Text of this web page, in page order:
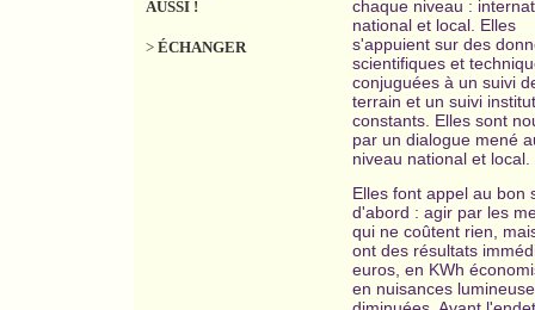
AUSSI !
> ÉCHANGER
chaque niveau :
national et local. Elles
s'appuient sur des
scientifiques et
conjuguées à un suivi
terrain et un suivi
constants. Elles sont
par un dialogue mené
niveau national et local.
Elles font appel au bon
d'abord : agir par les
qui ne coûtent rien,
ont des résultats
euros, en KWh
en nuisances